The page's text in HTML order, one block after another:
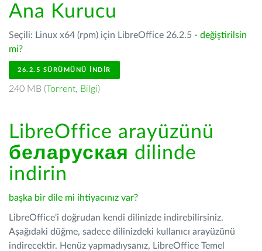
Ana Kurucu
Seçili: Linux x64 (rpm) için LibreOffice 26.2.5 - değiştirilsin
mi?
26.2.5 SÜRÜMÜNÜ İNDIR
240 MB (Torrent, Bilgi)
LibreOffice arayüzünü
беларуская dilinde
indirin
başka bir dile mi ihtiyacınız var?
LibreOffice'i doğrudan kendi dilinizde indirebilirsiniz.
Aşağıdaki düğme, sadece dilinizdeki kullanıcı arayüzünü
indirecektir. Henüz yapmadıysanız, LibreOffice Temel